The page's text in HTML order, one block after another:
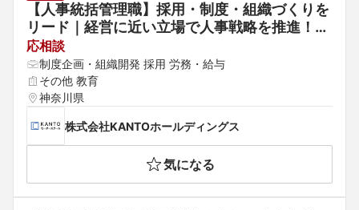
【人事統括管理職】採用・制度・組織づくりを
リード｜経営に近い立場で人事戦略を推進！土
日祝休み・リモート相談可・転勤なし◎
応相談
制度企画・組織開発 採用 労務・給与
その他 教育
神奈川県
株式会社KANTOホールディングス
気になる